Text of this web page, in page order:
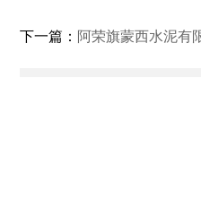
下一篇： 阿荣旗蒙西水泥有